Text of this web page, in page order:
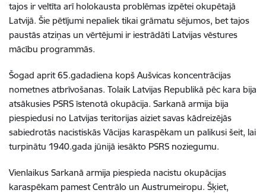
tajos ir veltīta arī holokausta problēmas izpētei okupētajā
Latvijā. Šie pētījumi nepaliek tikai grāmatu sējumos, bet tajos
paustās atziņas un vērtējumi ir iestrādāti Latvijas vēstures
mācību programmās.
Šogad aprit 65.gadadiena kopš Aušvicas koncentrācijas
nometnes atbrīvošanas. Tolaik Latvijas Republikā pēc kara bija
atsākusies PSRS īstenotā okupācija. Sarkanā armija bija
piespiedusi no Latvijas teritorijas aiziet savas kādreizējās
sabiedrotās nacistiskās Vācijas karaspēkam un palikusi šeit, lai
turpinātu 1940.gada jūnijā iesākto PSRS noziegumu.
Vienlaikus Sarkanā armija piespieda nacistu okupācijas
karaspēkam pamest Centrālo un Austrumeiropu. Šķiet,